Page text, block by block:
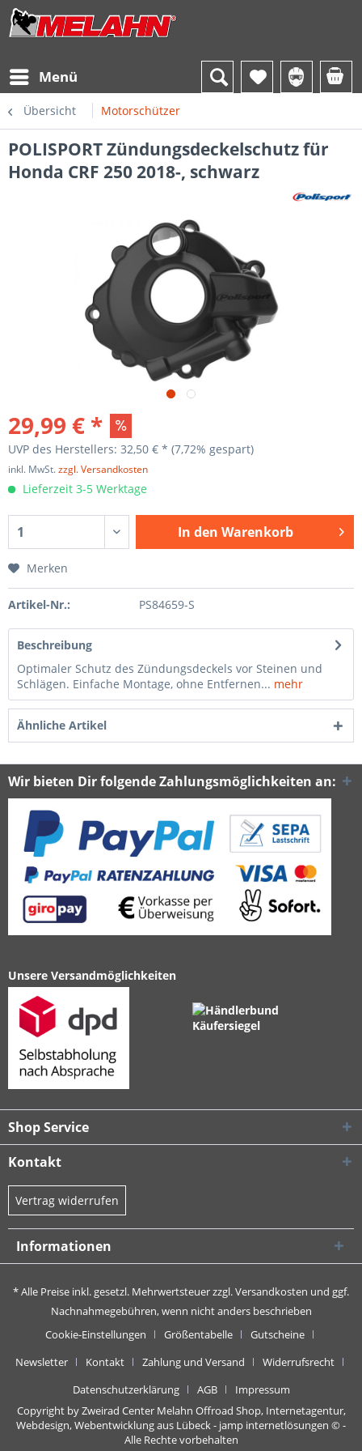
Menü
Übersicht Motorschützer
POLISPORT Zündungsdeckelschutz für
Honda CRF 250 2018-, schwarz
29,99 € *
UVP des Herstellers: 32,50 € * (7,72% gespart)
inkl. MwSt.zzgl. Versandkosten
Lieferzeit 3-5 Werktage
In den Warenkorb
Merken
Artikel-Nr.: PS84659-S
Beschreibung
Optimaler Schutz des Zündungsdeckels vor Steinen und
Schlägen. Einfache Montage, ohne Entfernen... mehr
Ähnliche Artikel
Wir bieten Dir folgende Zahlungsmöglichkeiten an:
Unsere Versandmöglichkeiten
Shop Service
Kontakt
Vertrag widerrufen
Informationen
* Alle Preise inkl. gesetzl. Mehrwertsteuer zzgl.Versandkosten und ggf.
Nachnahmegebühren, wenn nicht anders beschrieben
Cookie-Einstellungen
Größentabelle
Gutscheine
Newsletter
Kontakt Zahlung und Versand
Widerrufsrecht
Datenschutzerklärung
AGB
Impressum
Copyright by Zweirad Center Melahn Offroad Shop, Internetagentur,
Webdesign, Webentwicklung aus Lübeck - jamp internetlösungen © -
Alle Rechte vorbehalten